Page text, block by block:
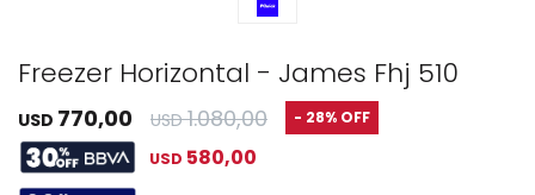
Freezer Horizontal - James Fhj 510
USD 770,00 USD 1.080,00 28
USD 580,00
© Copyright 2026 / Rustico Hogar